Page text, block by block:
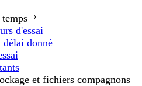
d'essai
délai donné
et fichiers compagnons